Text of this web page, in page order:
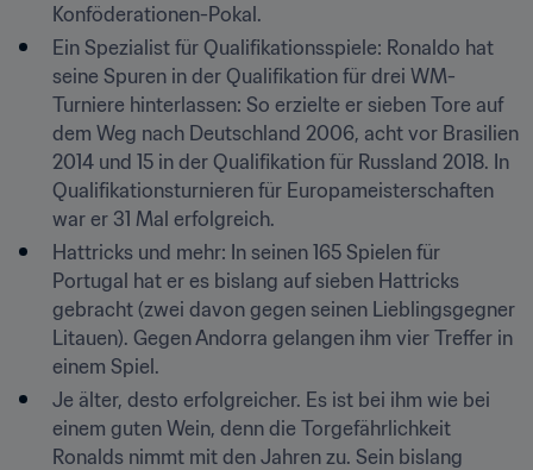
Konföderationen-Pokal.
Ein Spezialist für Qualifikationsspiele: Ronaldo hat
seine Spuren in der Qualifikation für drei WM-
Turniere hinterlassen: So erzielte er sieben Tore auf
dem Weg nach Deutschland 2006, acht vor Brasilien
2014 und 15 in der Qualifikation für Russland 2018. In
Qualifikationsturnieren für Europameisterschaften
war er 31 Mal erfolgreich.
Hattricks und mehr: In seinen 165 Spielen für
Portugal hat er es bislang auf sieben Hattricks
gebracht (zwei davon gegen seinen Lieblingsgegner
Litauen). Gegen Andorra gelangen ihm vier Treffer in
einem Spiel.
Je älter, desto erfolgreicher. Es ist bei ihm wie bei
einem guten Wein, denn die Torgefährlichkeit
Ronalds nimmt mit den Jahren zu. Sein bislang